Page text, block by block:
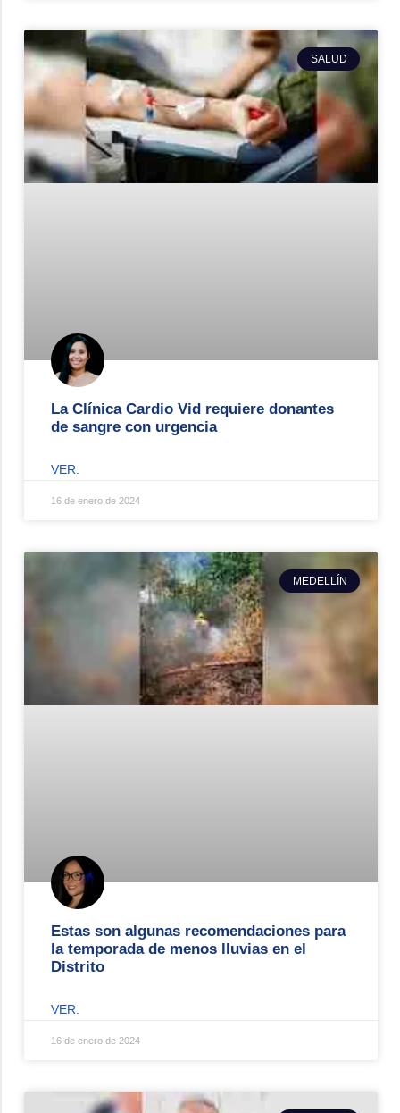
SALUD
La Clínica Cardio Vid requiere donantes
de sangre con urgencia
VER.
16 de enero de 2024
MEDELLÍN
Estas son algunas recomendaciones para
la temporada de menos lluvias en el
Distrito
VER.
16 de enero de 2024